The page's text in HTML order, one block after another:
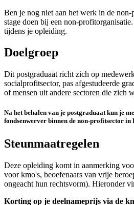
Ben je nog niet aan het werk in de
stage doen bij een non-
tijdens je opleiding.
Doelgroep
Dit postgraduaat richt zich op
socialprofitsector, pas afgestudeerde
of mensen uit andere sectoren die zich
Na het behalen van je postgraduaat kun je
fondsenwerver binnen de non-profitsector in
Steunmaatregelen
Deze opleiding komt in aanmerking
voor kmo's, beoefenaars van vrije
ongeacht hun rechtsvorm). Hieronder
Korting op je deelnameprijs via de